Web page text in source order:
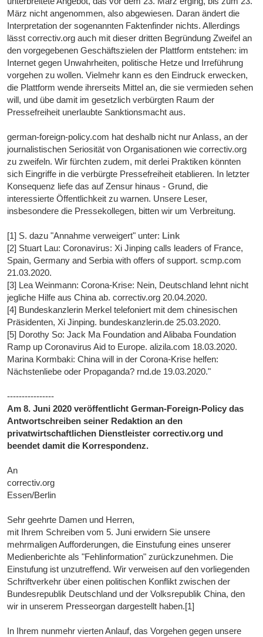
März nicht angenommen, also abgewiesen. Daran ändert die
Interpretation der sogenannten Faktenfinder nichts. Allerdings
lässt correctiv.org auch mit dieser dritten Begründung Zweifel an
den vorgegebenen Geschäftszielen der Plattform entstehen: im
Internet gegen Unwahrheiten, politische Hetze und Irreführung
vorgehen zu wollen. Vielmehr kann es den Eindruck erwecken,
die Plattform wende ihrerseits Mittel an, die sie vermieden sehen
will, und übe damit im gesetzlich verbürgten Raum der
Pressefreiheit unerlaubte Sanktionsmacht aus.
german-foreign-policy.com hat deshalb nicht nur Anlass, an der
journalistischen Seriosität von Organisationen wie correctiv.org
zu zweifeln. Wir fürchten zudem, mit derlei Praktiken könnten
sich Eingriffe in die verbürgte Pressefreiheit etablieren. In letzter
Konsequenz liefe das auf Zensur hinaus - Grund, die
interessierte Öffentlichkeit zu warnen. Unsere Leser,
insbesondere die Pressekollegen, bitten wir um Verbreitung.
[1] S. dazu "Annahme verweigert" unter: Link
[2] Stuart Lau: Coronavirus: Xi Jinping calls leaders of France,
Spain, Germany and Serbia with offers of support. scmp.com
21.03.2020.
[3] Lea Weinmann: Corona-Krise: Nein, Deutschland lehnt nicht
jegliche Hilfe aus China ab. correctiv.org 20.04.2020.
[4] Bundeskanzlerin Merkel telefoniert mit dem chinesischen
Präsidenten, Xi Jinping. bundeskanzlerin.de 25.03.2020.
[5] Dorothy So: Jack Ma Foundation and Alibaba Foundation
Ramp up Coronavirus Aid to Europe. alizila.com 18.03.2020.
Marina Kormbaki: China will in der Corona-Krise helfen:
Nächstenliebe oder Propaganda? rnd.de 19.03.2020."
----------------
Am 8. Juni 2020 veröffentlicht German-Foreign-Policy das
Antwortschreiben seiner Redaktion an den
privatwirtschaftlichen Dienstleister correctiv.org und
beendet damit die Korrespondenz.
An
correctiv.org
Essen/Berlin
Sehr geehrte Damen und Herren,
mit Ihrem Schreiben vom 5. Juni erwidern Sie unsere
mehrmaligen Aufforderungen, die Einstufung eines unserer
Medienberichte als "Fehlinformation" zurückzunehmen. Die
Einstufung ist unzutreffend. Wir verweisen auf den vorliegenden
Schriftverkehr über einen politischen Konflikt zwischen der
Bundesrepublik Deutschland und der Volksrepublik China, den
wir in unserem Presseorgan dargestellt haben.[1]
In Ihrem nunmehr vierten Anlauf, das Vorgehen gegen unsere